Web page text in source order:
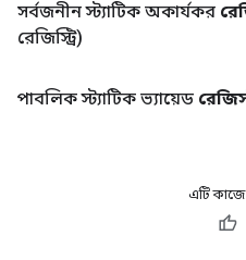
সর্বজনীন স্ট্যাটিক অকার্যকর
রেজিস্ট্রি)
পাবলিক স্ট্যাটিক ভ্যায়েড
এটি